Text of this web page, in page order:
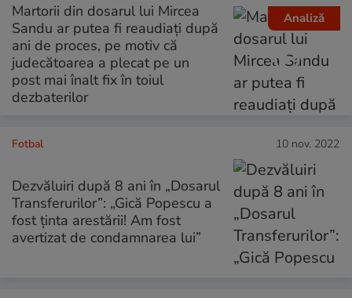
Analiză
Martorii din dosarul lui Mircea
Sandu ar putea fi reaudiați după
ani de proces, pe motiv că
judecătoarea a plecat pe un
post mai înalt fix în toiul
dezbaterilor
Fotbal 10 nov. 2022
Dezvăluiri după 8 ani în „Dosarul
Transferurilor”: „Gică Popescu a
fost ținta arestării! Am fost
avertizat de condamnarea lui”